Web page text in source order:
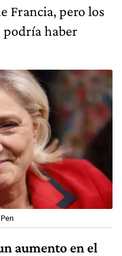
Francia, pero los
podría haber
aumento en el